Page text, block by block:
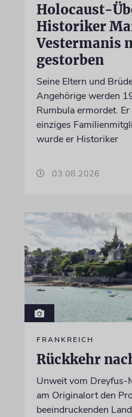
Holocaust-
Historiker
Vestermanis
gestorben
Seine Eltern und
Angehörige werden
Rumbula ermordet.
einziges
wurde er Historiker
03.08.2026
FRANKREICH
Rückkehr
Unweit vom Dreyfus-
am Originalort den
beeindruckenden